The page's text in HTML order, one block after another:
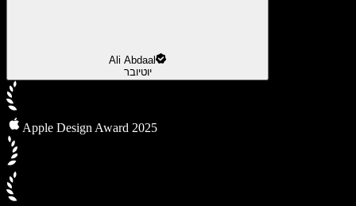
Ali Abdaal
יוטיובר
Apple Design Award 2025